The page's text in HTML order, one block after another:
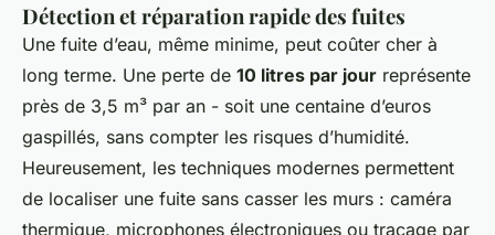
Détection et réparation rapide des fuites
Une fuite d’eau, même minime, peut coûter cher à
long terme. Une perte de 10 litres par jour représente
près de 3,5 m³ par an - soit une centaine d’euros
gaspillés, sans compter les risques d’humidité.
Heureusement, les techniques modernes permettent
de localiser une fuite sans casser les murs : caméra
thermique, microphones électroniques ou traçage par